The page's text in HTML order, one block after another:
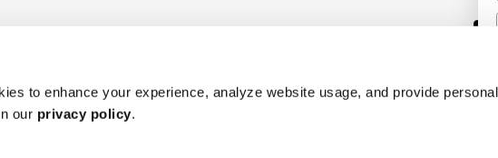
to enhance your experience, analyze website usage, and provide
our privacy policy.